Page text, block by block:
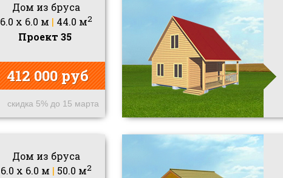
Дом из бруса
6.0 x 6.0 м | 44.0 м2
Проект 35
412 000 руб
скидка 5% до 15 марта
Дом из бруса
6.0 x 6.0 м | 50.0 м2